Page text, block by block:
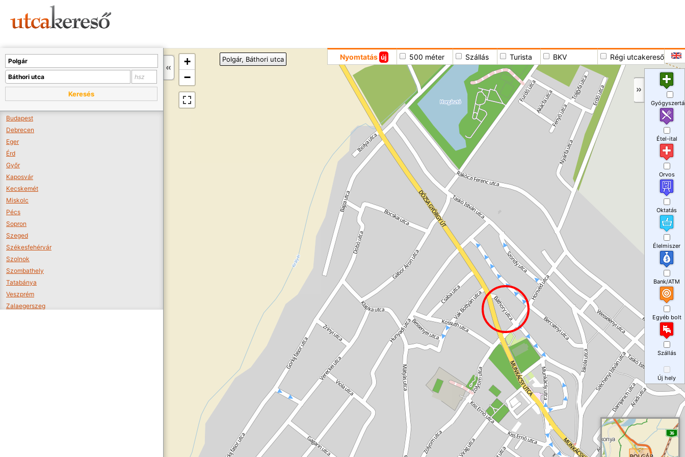
+
−
Nyomtatás új 500 méter Szállás Turista BKV Régi utcakereső
Polgár, Báthori utca
Keresés
Budapest
Debrecen
Eger
Érd
Győr
Kaposvár
Kecskemét
Miskolc
Pécs
Sopron
Szeged
Székesfehérvár
Szolnok
Szombathely
Tatabánya
Veszprém
Zalaegerszeg
Étel-ital
Orvos
Oktatás
Élelmiszer
Bank/ATM
Egyéb bolt
Szállás
Új hely
A térképet kicsinyíteni kell, hogy látszódjanak a boltok.
Boltok látszódjanak >>